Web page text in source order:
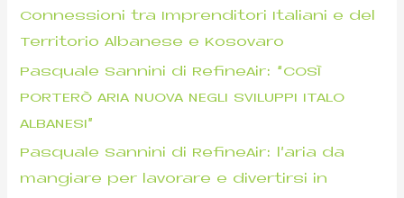
Connessioni tra Imprenditori Italiani e del
Territorio Albanese e Kosovaro
Pasquale Sannini di RefineAir: “COSÌ
PORTERÒ ARIA NUOVA NEGLI SVILUPPI ITALO
ALBANESI”
Pasquale Sannini di RefineAir: l’aria da
mangiare per lavorare e divertirsi in